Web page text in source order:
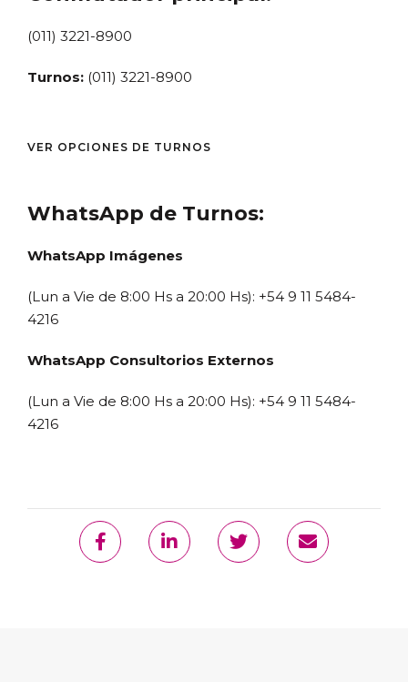
(011) 3221-8900
Turnos: (011) 3221-8900
VER OPCIONES DE TURNOS
WhatsApp de Turnos:
WhatsApp Imágenes
(Lun a Vie de 8:00 Hs a 20:00 Hs): +54 9 11 5484-
4216
WhatsApp Consultorios Externos
(Lun a Vie de 8:00 Hs a 20:00 Hs): +54 9 11 5484-
4216